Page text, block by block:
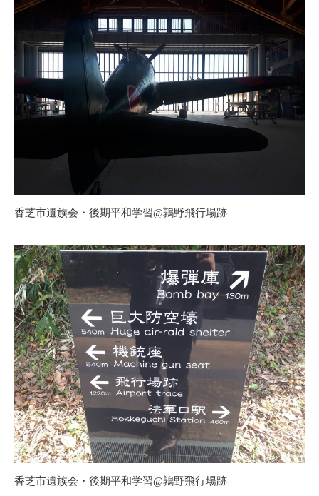
香芝市遺族会・後期平和学習@鶉野飛行場跡
香芝市遺族会・後期平和学習@鶉野飛行場跡